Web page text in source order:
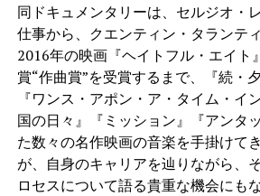
同ドキュメンタリーは、セルジオ・
仕事から、クエンティン・タランテ
2016年の映画『ヘイトフル・エイト
賞“作曲賞”を受賞するまで、『続・
『ワンス・アポン・ア・タイム・イ
国の日々』『ミッション』『アンタ
た数々の名作映画の音楽を手掛けて
が、自身のキャリアを辿りながら、
ロセスについて語る貴重な機会にもな